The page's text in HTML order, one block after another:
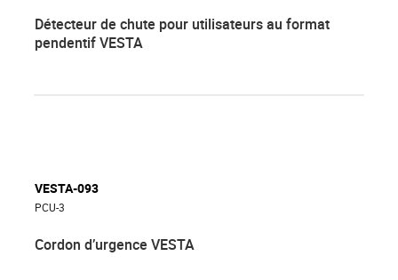
Détecteur de chute pour utilisateurs au format
pendentif VESTA
VESTA-093
PCU-3
Cordon d’urgence VESTA